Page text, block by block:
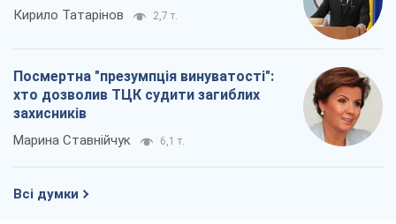
Кирило Татарінов 2,7 т.
Посмертна "презумпція винуватості":
хто дозволив ТЦК судити загиблих
захисників
Марина Ставнійчук 6,1 т.
Всі думки